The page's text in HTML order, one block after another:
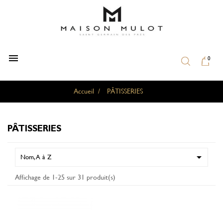
 0
Accueil PÂTISSERIES
PÂTISSERIES
Nom, A à Z 
Affichage de 1-25 sur 31 produit(s)